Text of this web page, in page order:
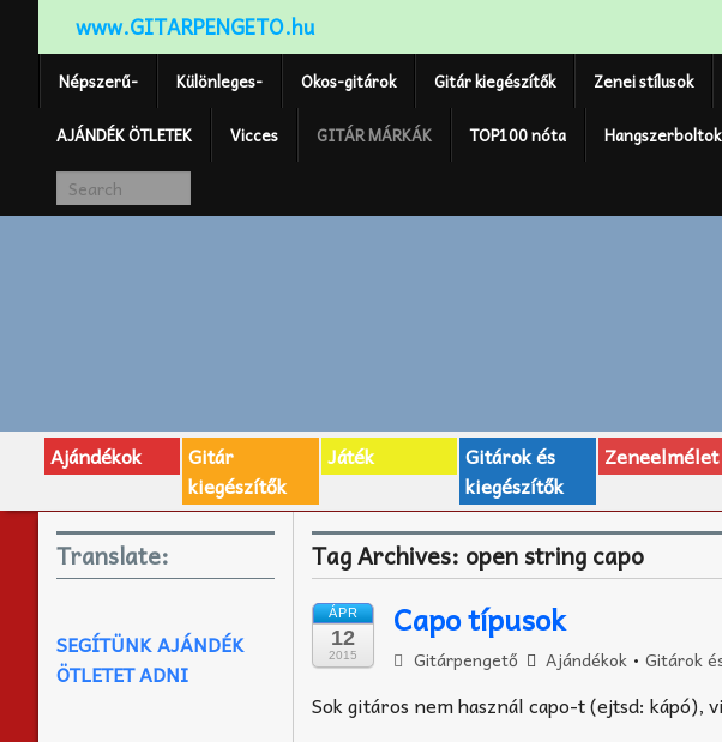
www.GITARPENGETO.hu
Népszerű- Különleges- Okos-gitárok Gitár kiegészítők Zenei stílusok
AJÁNDÉK ÖTLETEK Vicces GITÁR MÁRKÁK TOP100 nóta Hangszerboltok
Ajándékok
Gitár
kiegészítők
Játék
Gitárok és
kiegészítők
Zeneelmélet
Tag Archives: open string capo
ÁPR
12
2015
Capo típusok
Gitárpengető Ajándékok• Gitárok
Sok gitáros nem használ capo-t (ejtsd:
Translate:
SEGÍTÜNK AJÁNDÉK
ÖTLETET ADNI